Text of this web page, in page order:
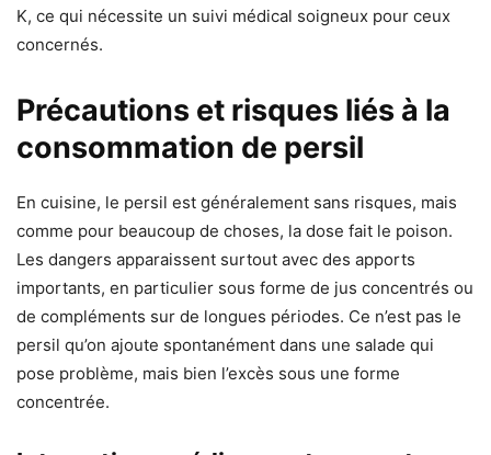
K, ce qui nécessite un suivi médical soigneux pour ceux
concernés.
Précautions et risques liés à la
consommation de persil
En cuisine, le persil est généralement sans risques, mais
comme pour beaucoup de choses, la dose fait le poison.
Les dangers apparaissent surtout avec des apports
importants, en particulier sous forme de jus concentrés ou
de compléments sur de longues périodes. Ce n’est pas le
persil qu’on ajoute spontanément dans une salade qui
pose problème, mais bien l’excès sous une forme
concentrée.